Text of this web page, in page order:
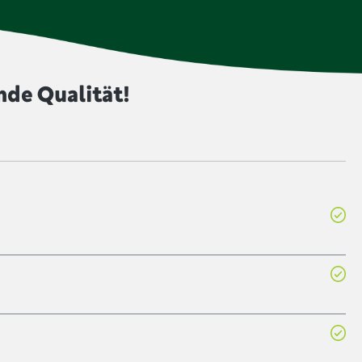
sind, werden ungeschwefelt produziert.
Qualität!